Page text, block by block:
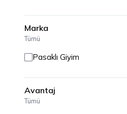
Marka
Tümü
Pasaklı Giyim
Avantaj
Tümü